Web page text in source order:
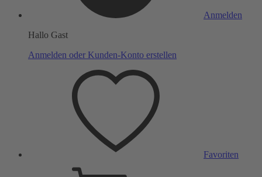
Anmelden
Hallo Gast
Anmelden oder Kunden-Konto erstellen
Favoriten